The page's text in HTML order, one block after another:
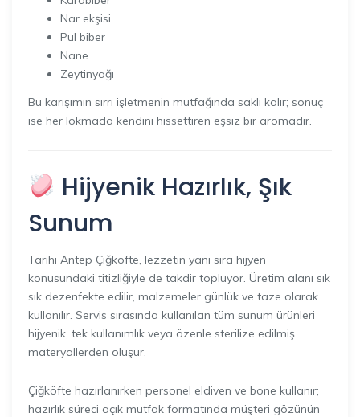
Nar ekşisi
Pul biber
Nane
Zeytinyağı
Bu karışımın sırrı işletmenin mutfağında saklı kalır; sonuç
ise her lokmada kendini hissettiren eşsiz bir aromadır.
Hijyenik Hazırlık, Şık
Sunum
Tarihi Antep Çiğköfte, lezzetin yanı sıra hijyen
konusundaki titizliğiyle de takdir topluyor. Üretim alanı sık
sık dezenfekte edilir, malzemeler günlük ve taze olarak
kullanılır. Servis sırasında kullanılan tüm sunum ürünleri
hijyenik, tek kullanımlık veya özenle sterilize edilmiş
materyallerden oluşur.
Çiğköfte hazırlanırken personel eldiven ve bone kullanır;
hazırlık süreci açık mutfak formatında müşteri gözünün